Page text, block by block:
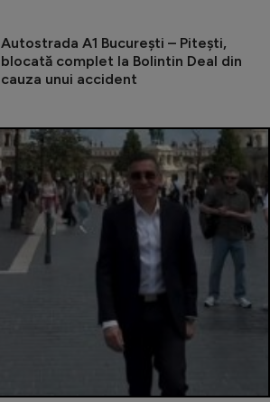
Autostrada A1 București – Pitești,
blocată complet la Bolintin Deal din
cauza unui accident